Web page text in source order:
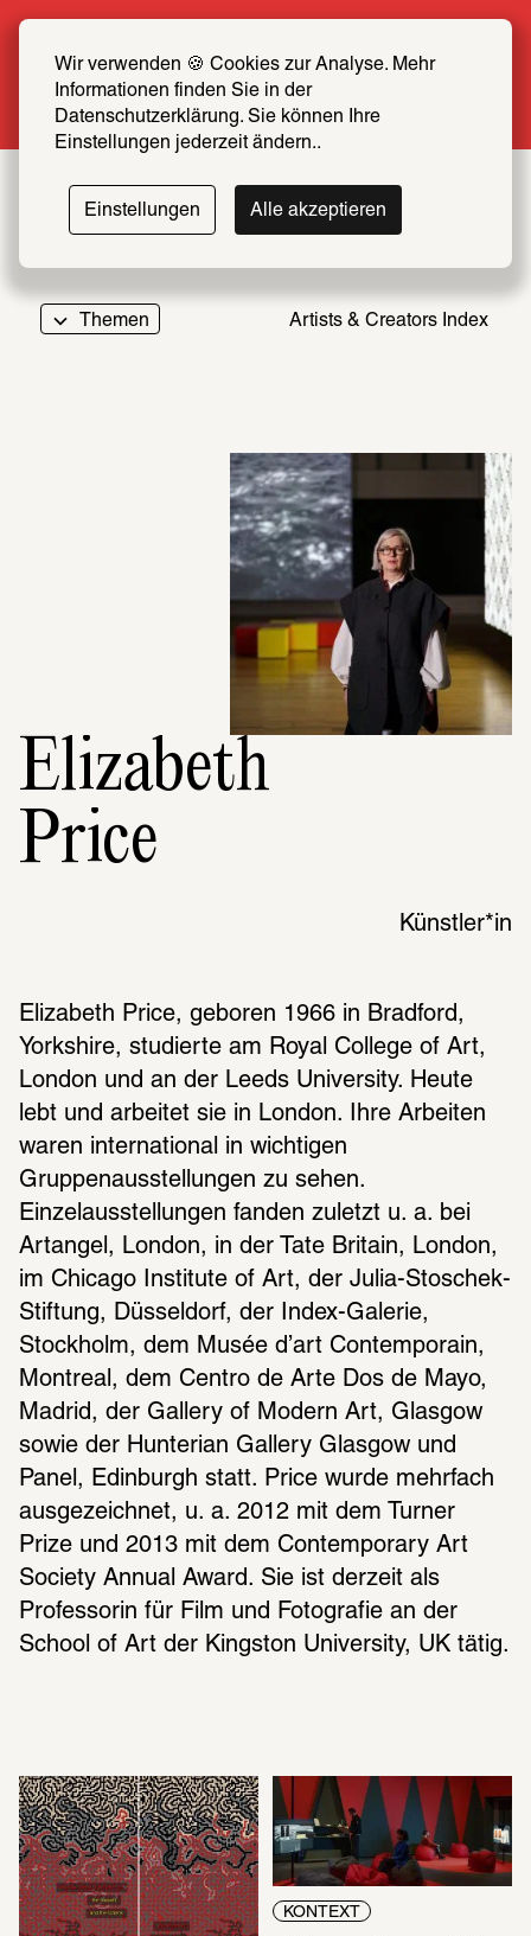
Wir verwenden 🍪 Cookies zur Analyse. Mehr
Informationen finden Sie in der
Datenschutzerklärung. Sie können Ihre
Einstellungen jederzeit ändern..
Einstellungen Alle akzeptieren
SCHIRN FREUND*IN werden
Mehr erfahren
Themen Artists & Creators Index
Elizabeth
Price
Künstler*in
Elizabeth Price, geboren 1966 in Bradford,
Yorkshire, studierte am Royal College of Art,
London und an der Leeds University. Heute
lebt und arbeitet sie in London. Ihre Arbeiten
waren international in wichtigen
Gruppenausstellungen zu sehen.
Einzelausstellungen fanden zuletzt u. a. bei
Artangel, London, in der Tate Britain, London,
im Chicago Institute of Art, der Julia-Stoschek-
Stiftung, Düsseldorf, der Index-Galerie,
Stockholm, dem Musée d’art Contemporain,
Montreal, dem Centro de Arte Dos de Mayo,
Madrid, der Gallery of Modern Art, Glasgow
sowie der Hunterian Gallery Glasgow und
Panel, Edinburgh statt. Price wurde mehrfach
ausgezeichnet, u. a. 2012 mit dem Turner
Prize und 2013 mit dem Contemporary Art
Society Annual Award. Sie ist derzeit als
Professorin für Film und Fotografie an der
School of Art der Kingston University, UK tätig.
KONTEXT